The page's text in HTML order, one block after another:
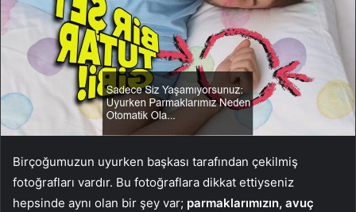
Birçoğumuzun uyurken başkası tarafından çekilmiş
fotoğrafları vardır. Bu fotoğraflara dikkat ettiyseniz
hepsinde aynı olan bir şey var; parmaklarımızın, avuç